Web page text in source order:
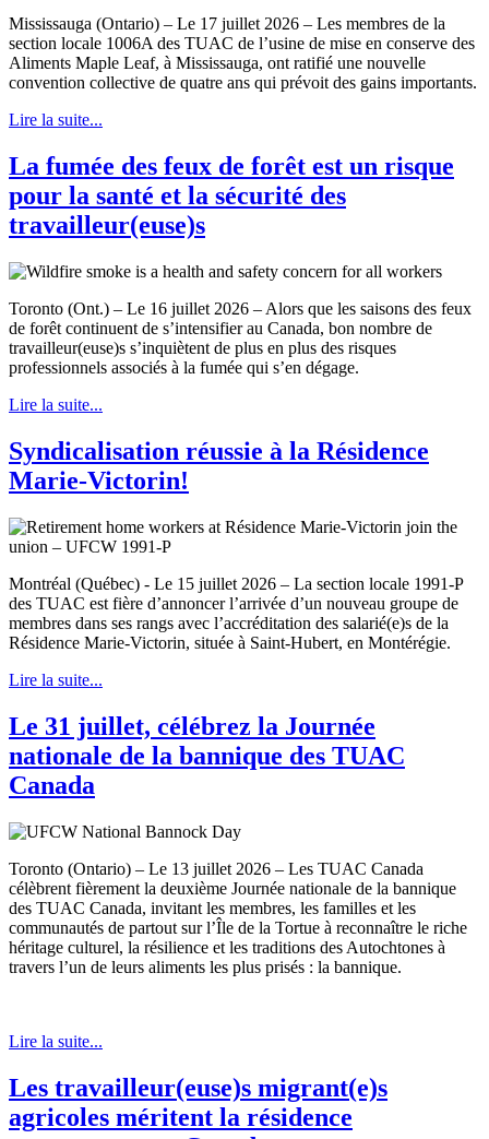
Mississauga (Ontario) – Le 17 juillet 2026 – Les membres de la
section locale 1006A des TUAC de l’usine de mise en conserve des
Aliments Maple Leaf, à Mississauga, ont ratifié une nouvelle
convention collective de quatre ans qui prévoit des gains importants.
Lire la suite...
La fumée des feux de forêt est un risque
pour la santé et la sécurité des
travailleur(euse)s
Toronto (Ont.) – Le 16 juillet 2026 – Alors que les saisons des feux
de forêt continuent de s’intensifier au Canada, bon nombre de
travailleur(euse)s s’inquiètent de plus en plus des risques
professionnels associés à la fumée qui s’en dégage.
Lire la suite...
Syndicalisation réussie à la Résidence
Marie-Victorin!
Montréal (Québec) - Le 15 juillet 2026 – La section locale 1991-P
des TUAC est fière d’annoncer l’arrivée d’un nouveau groupe de
membres dans ses rangs avec l’accréditation des salarié(e)s de la
Résidence Marie-Victorin, située à Saint-Hubert, en Montérégie.
Lire la suite...
Le 31 juillet, célébrez la Journée
nationale de la bannique des TUAC
Canada
Toronto (Ontario) – Le 13 juillet 2026 – Les TUAC Canada
célèbrent fièrement la deuxième Journée nationale de la bannique
des TUAC Canada, invitant les membres, les familles et les
communautés de partout sur l’Île de la Tortue à reconnaître le riche
héritage culturel, la résilience et les traditions des Autochtones à
travers l’un de leurs aliments les plus prisés : la bannique.
Lire la suite...
Les travailleur(euse)s migrant(e)s
agricoles méritent la résidence